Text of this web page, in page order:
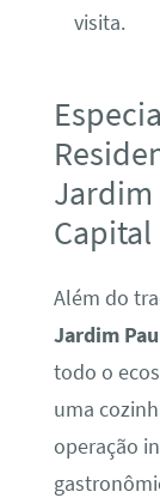
visita.
Jardim
Capital
Além do
Jardim
todo o
uma
operação